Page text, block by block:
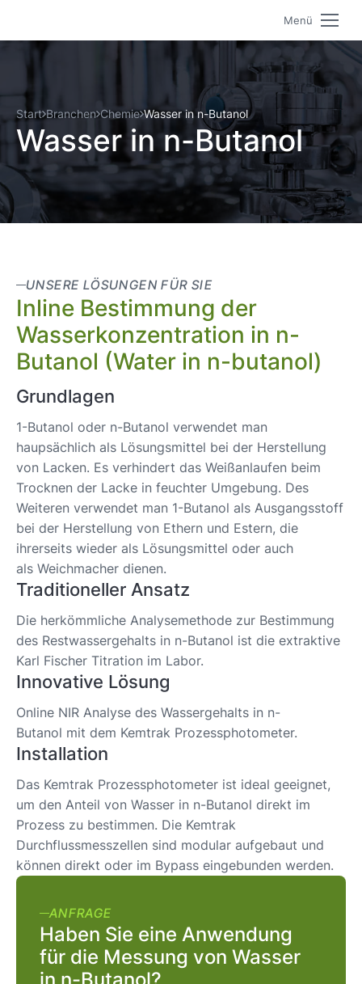
Menü
Start Branchen Chemie Wasser in n-Butanol
Wasser in n-Butanol
UNSERE LÖSUNGEN FÜR SIE
Inline Bestimmung der
Wasserkonzentration in n-
Butanol (Water in n-butanol)
Grundlagen
1-Butanol oder n-Butanol verwendet man
haupsächlich als Lösungsmittel bei der Herstellung
von Lacken. Es verhindert das Weißanlaufen beim
Trocknen der Lacke in feuchter Umgebung. Des
Weiteren verwendet man 1-Butanol als Ausgangsstoff
bei der Herstellung von Ethern und Estern, die
ihrerseits wieder als Lösungsmittel oder auch
als Weichmacher dienen.
Traditioneller Ansatz
Die herkömmliche Analysemethode zur Bestimmung
des Restwassergehalts in n-Butanol ist die extraktive
Karl Fischer Titration im Labor.
Innovative Lösung
Online NIR Analyse des Wassergehalts in n-
Butanol mit dem Kemtrak Prozessphotometer.
Installation
Das Kemtrak Prozessphotometer ist ideal geeignet,
um den Anteil von Wasser in n-Butanol direkt im
Prozess zu bestimmen. Die Kemtrak
Durchflussmesszellen sind modular aufgebaut und
können direkt oder im Bypass eingebunden werden.
ANFRAGE
Haben Sie eine Anwendung
für die Messung von Wasser